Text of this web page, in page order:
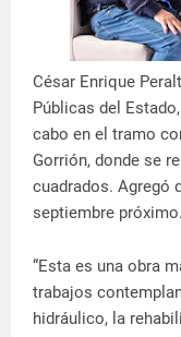
César Enrique
Públicas del
cabo en el tramo
Gorrión, donde se
cuadrados. Agregó
septiembre próximo.
“Esta es una obra
trabajos
hidráulico, la